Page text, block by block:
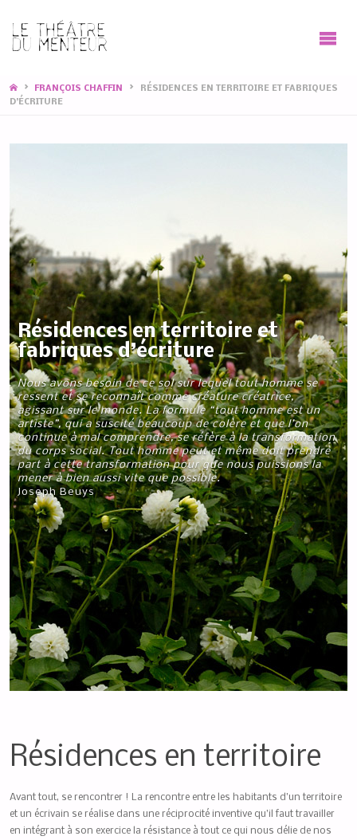
HOMEFRANÇOIS CHAFFIN
RÉSIDENCES EN TERRITOIRE ET FABRIQUES
D’ÉCRITURE
Résidences en territoire et
fabriques d’écriture
Nous avons besoin de ce sol sur lequel tout homme se
ressent et se reconnaît comme créature créatrice,
agissant sur le monde. La formule “tout homme est un
artiste”, qui a suscité beaucoup de colère et que l’on
continue à mal comprendre, se réfère à la transformation
du corps social. Tout homme peut et même doit prendre
part à cette transformation pour que nous puissions la
mener à bien aussi vite que possible.
Joseph Beuys
Résidences en territoire
Avant tout, se rencontrer ! La rencontre entre les habitants d’un territoire
et un écrivain se réalise dans une réciprocité inventive qu’il faut travailler
en intégrant à son exercice la résistance à tout ce qui nous délie de nos